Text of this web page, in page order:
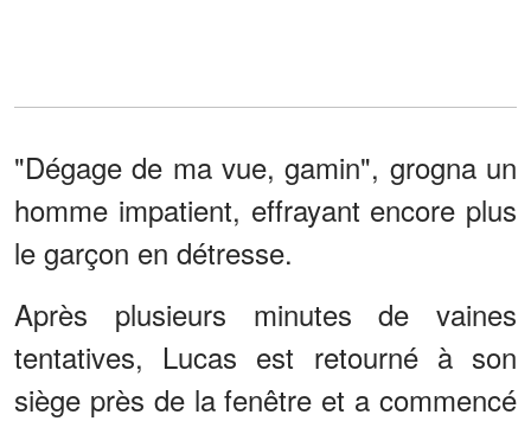
"Dégage de ma vue, gamin", grogna un
homme impatient, effrayant encore plus
le garçon en détresse.
Après plusieurs minutes de vaines
tentatives, Lucas est retourné à son
siège près de la fenêtre et a commencé